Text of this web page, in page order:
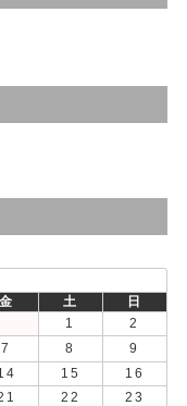
金 土
日
1
2
7 8
9
15
16
22
23